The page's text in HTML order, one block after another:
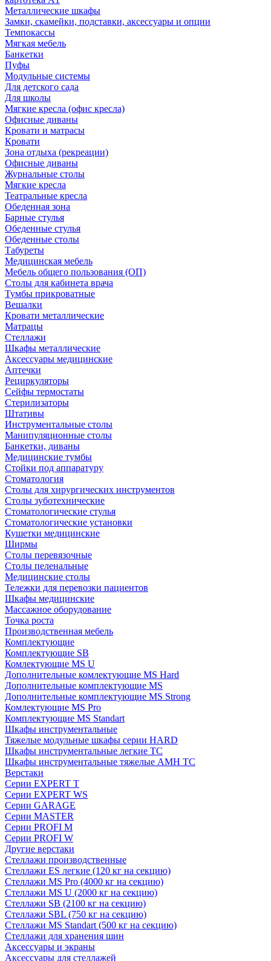
Металлические шкафы
Замки, скамейки, подставки, аксессуары и опции
Темпокассы
Мягкая мебель
Банкетки
Пуфы
Модульные системы
Для детского сада
Для школы
Мягкие кресла (офис кресла)
Офисные диваны
Кровати и матрасы
Кровати
Зона отдыха (рекреации)
Офисные диваны
Журнальные столы
Мягкие кресла
Театральные кресла
Обеденная зона
Барные стулья
Обеденные стулья
Обеденные столы
Табуреты
Медицинская мебель
Мебель общего пользования (ОП)
Столы для кабинета врача
Тумбы прикроватные
Вешалки
Кровати металлические
Матрацы
Стеллажи
Шкафы металлические
Аксессуары медицинские
Аптечки
Рециркуляторы
Сейфы термостаты
Стерилизаторы
Штативы
Инструментальные столы
Манипуляционные столы
Банкетки, диваны
Медицинские тумбы
Стойки под аппаратуру
Стоматология
Столы для хирургических инструментов
Столы зуботехнические
Стоматологические стулья
Стоматологические установки
Кушетки медицинские
Ширмы
Столы перевязочные
Столы пеленальные
Медицинские столы
Тележки для перевозки пациентов
Шкафы медицинские
Массажное оборудование
Точка роста
Производственная мебель
Комплектующие
Комплектующие SB
Комлектующие MS U
Дополнительные комлектующие MS Hard
Дополнительные комплектующие MS
Дополнительные комплектующие MS Strong
Комлектующие MS Pro
Комплектующие MS Standart
Шкафы инструментальные
Тяжелые модульные шкафы серии HARD
Шкафы инструментальные легкие ТС
Шкафы инструментальные тяжелые AMH TC
Верстаки
Серии EXPERT T
Серии EXPERT WS
Серии GARAGE
Серии MASTER
Серии PROFI M
Серии PROFI W
Другие верстаки
Стеллажи производственные
Стеллажи ES легкие (120 кг на секцию)
Стеллажи MS Pro (4000 кг на секцию)
Стеллажи MS U (2000 кг на секцию)
Стеллажи SB (2100 кг на секцию)
Стеллажи SBL (750 кг на секцию)
Стеллажи MS Standart (500 кг на секцию)
Стеллажи для хранения шин
Аксессуары и экраны
Аксессуары для стеллажей